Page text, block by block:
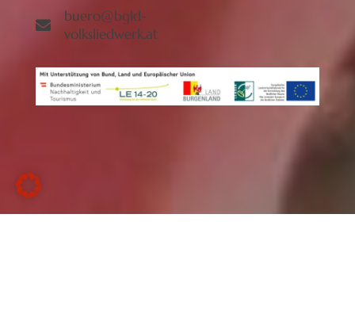
buero@bgld-
volksliedwerk.at